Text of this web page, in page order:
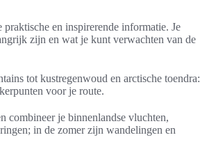
en inspirerende informatie. Je
zijn en wat je kunt verwachten van de
tot kustregenwoud en arctische toendra:
voor je route.
combineer je binnenlandse vluchten,
in de zomer zijn wandelingen en